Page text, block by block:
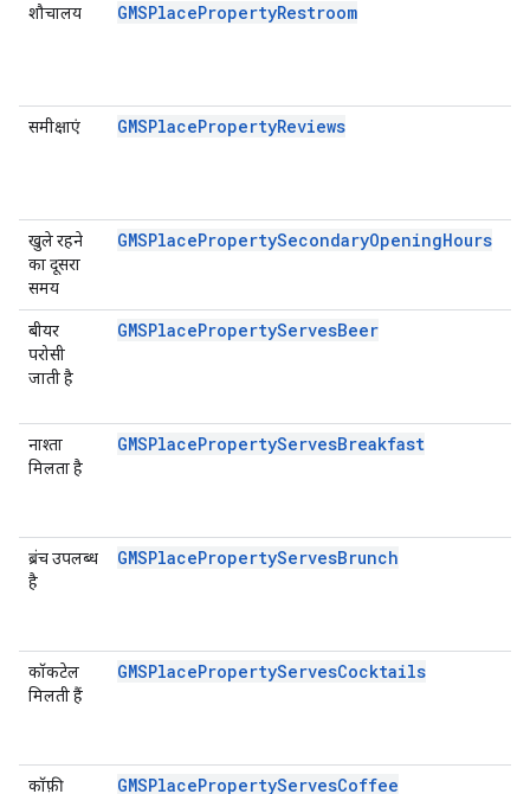
शौचालय GMSPlacePropertyRestroom
समीक्षाएं GMSPlacePropertyReviews
खुले रहने
का दूसरा
समय
GMSPlacePropertySecondaryOpeningHours
बीयर
परोसी
जाती है
GMSPlacePropertyServesBeer
नाश्ता
मिलता है
GMSPlacePropertyServesBreakfast
ब्रंच उपलब्ध
है
GMSPlacePropertyServesBrunch
कॉकटेल
मिलती हैं
GMSPlacePropertyServesCocktails
कॉफ़ी GMSPlacePropertyServesCoffee